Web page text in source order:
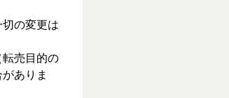
の変更は
転売目的の
ありま